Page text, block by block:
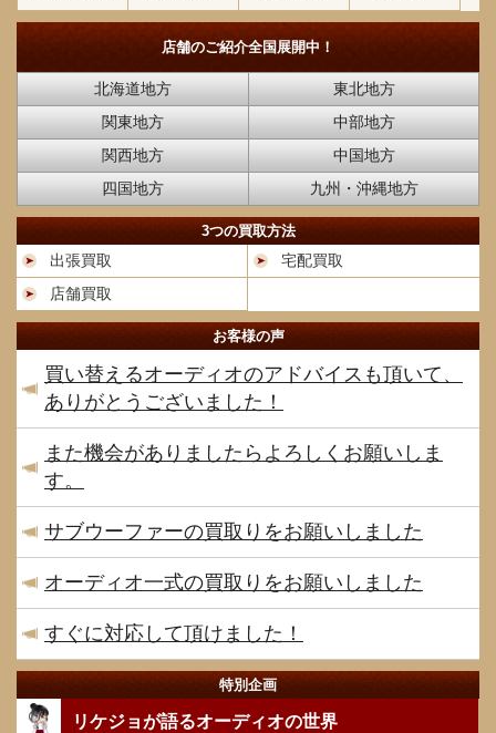
店舗のご紹介全国展開中！
北海道地方
東北地方
関東地方
中部地方
関西地方
中国地方
四国地方
九州・沖縄地方
3つの買取方法
出張買取
宅配買取
店舗買取
お客様の声
買い替えるオーディオのアドバイスも頂いて、
ありがとうございました！
また機会がありましたらよろしくお願いしま
す。
サブウーファーの買取りをお願いしました
オーディオ一式の買取りをお願いしました
すぐに対応して頂けました！
特別企画
リケジョが語るオーディオの世界